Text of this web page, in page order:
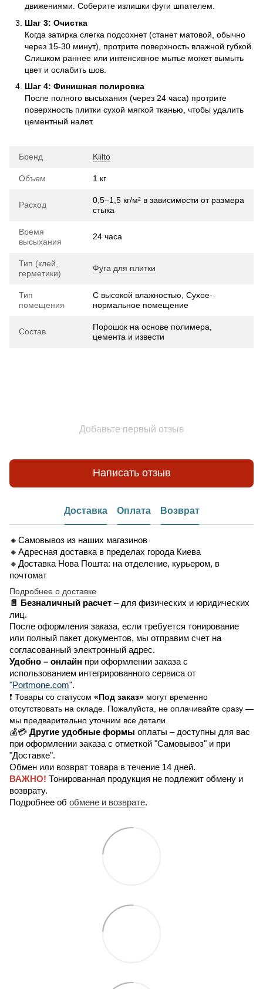
движениями. Соберите излишки фуги шпателем.
Шаг 3: Очистка
Когда затирка слегка подсохнет (станет матовой, обычно
через 15-30 минут), протрите поверхность влажной губкой.
Слишком раннее или интенсивное мытье может вымыть
цвет и ослабить шов.
Шаг 4: Финишная полировка
После полного высыхания (через 24 часа) протрите
поверхность плитки сухой мягкой тканью, чтобы удалить
цементный налет.
Бренд Kiilto
Объем 1 кг
Расход
0,5–1,5 кг/м² в зависимости от размера
стыка
Время
высыхания
24 часа
Тип (клей,
герметики)
Фуга для плитки
Тип
помещения
С высокой влажностью, Сухое-
нормальное помещение
Состав
Порошок на основе полимера,
цемента и извести
Добавьте первый отзыв
Написать отзыв
Доставка Оплата Возврат
🔸Самовывоз из наших магазинов
🔸Адресная доставка в пределах города Киева
🔸Доставка Нова Пошта: на отделение, курьером, в
почтомат
Подробнее о доставке
📄 Безналичный расчет – для физических и юридических
лиц.
После оформления заказа, если требуется тонирование
или полный пакет документов, мы отправим счет на
согласованный электронный адрес.
Удобно – онлайн при оформлении заказа с
использованием интегрированного сервиса от
"Portmone.com".
❗ Товары со статусом «Под заказ» могут временно
отсутствовать на складе. Пожалуйста, не оплачивайте сразу —
мы предварительно уточним все детали.
💰💳 Другие удобные формы оплаты – доступны для вас
при оформлении заказа с отметкой "Самовывоз" и при
"Доставке".
Обмен или возврат товара в течение 14 дней.
ВАЖНО! Тонированная продукция не подлежит обмену и
возврату.
Подробнее об обмене и возврате.